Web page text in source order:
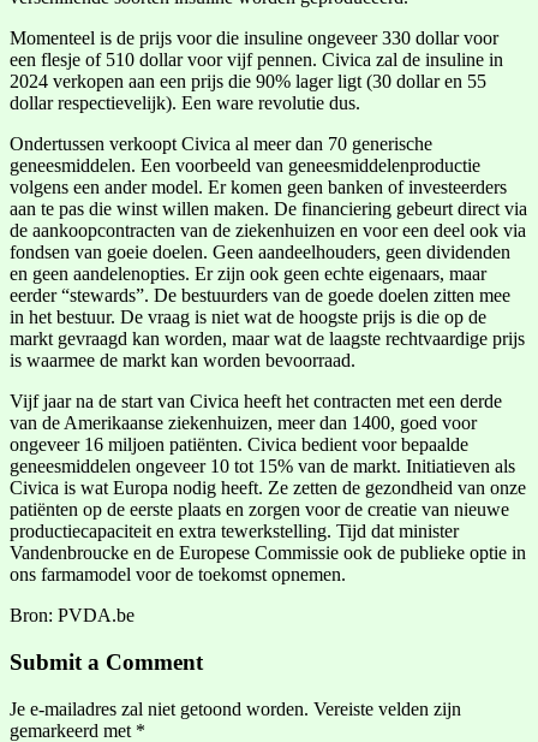
Momenteel is de prijs voor die insuline ongeveer 330 dollar voor
een flesje of 510 dollar voor vijf pennen. Civica zal de insuline in
2024 verkopen aan een prijs die 90% lager ligt (30 dollar en 55
dollar respectievelijk). Een ware revolutie dus.
Ondertussen verkoopt Civica al meer dan 70 generische
geneesmiddelen. Een voorbeeld van geneesmiddelenproductie
volgens een ander model. Er komen geen banken of investeerders
aan te pas die winst willen maken. De financiering gebeurt direct via
de aankoopcontracten van de ziekenhuizen en voor een deel ook via
fondsen van goeie doelen. Geen aandeelhouders, geen dividenden
en geen aandelenopties. Er zijn ook geen echte eigenaars, maar
eerder “stewards”. De bestuurders van de goede doelen zitten mee
in het bestuur. De vraag is niet wat de hoogste prijs is die op de
markt gevraagd kan worden, maar wat de laagste rechtvaardige prijs
is waarmee de markt kan worden bevoorraad.
Vijf jaar na de start van Civica heeft het contracten met een derde
van de Amerikaanse ziekenhuizen, meer dan 1400, goed voor
ongeveer 16 miljoen patiënten. Civica bedient voor bepaalde
geneesmiddelen ongeveer 10 tot 15% van de markt. Initiatieven als
Civica is wat Europa nodig heeft. Ze zetten de gezondheid van onze
patiënten op de eerste plaats en zorgen voor de creatie van nieuwe
productiecapaciteit en extra tewerkstelling. Tijd dat minister
Vandenbroucke en de Europese Commissie ook de publieke optie in
ons farmamodel voor de toekomst opnemen.
Bron: PVDA.be
Submit a Comment
Je e-mailadres zal niet getoond worden. Vereiste velden zijn
gemarkeerd met *